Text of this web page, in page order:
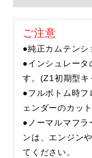
ご注意
●純正カムテンシ
●インシュレータ
す。(Z1初期型キ
●フルボトム時フ
ェンダーのカッ
●ノーマルマフラ
ンは、エンジン
てください。